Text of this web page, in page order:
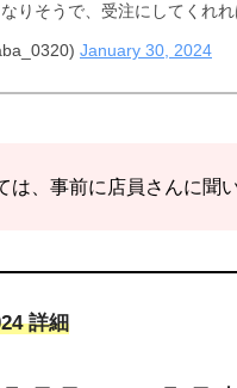
りそうで、受注にしてくれ
January 30, 2024
は、事前に店員さんに聞
詳細